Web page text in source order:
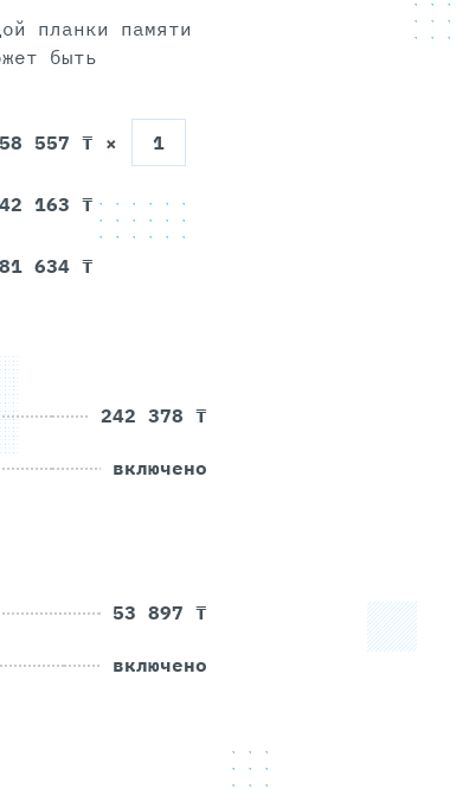
планки памяти
58 557 ₸
163 ₸
81 634 ₸
242 378 ₸
включено
53 897 ₸
включено